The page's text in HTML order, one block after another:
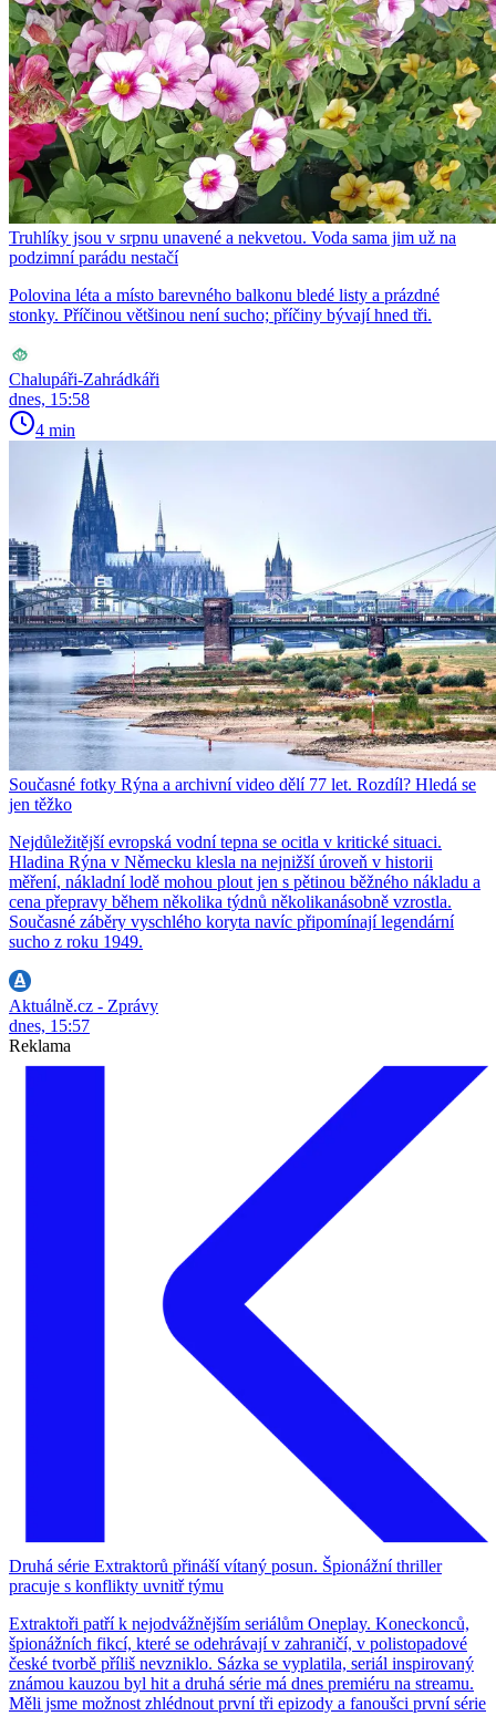
Truhlíky jsou v srpnu unavené a nekvetou. Voda sama jim už na
podzimní parádu nestačí
Polovina léta a místo barevného balkonu bledé listy a prázdné
stonky. Příčinou většinou není sucho; příčiny bývají hned tři.
Chalupáři-Zahrádkáři
dnes, 15:58
4 min
Současné fotky Rýna a archivní video dělí 77 let. Rozdíl? Hledá se
jen těžko
Nejdůležitější evropská vodní tepna se ocitla v kritické situaci.
Hladina Rýna v Německu klesla na nejnižší úroveň v historii
měření, nákladní lodě mohou plout jen s pětinou běžného nákladu a
cena přepravy během několika týdnů několikanásobně vzrostla.
Současné záběry vyschlého koryta navíc připomínají legendární
sucho z roku 1949.
Aktuálně.cz - Zprávy
dnes, 15:57
Reklama
Druhá série Extraktorů přináší vítaný posun. Špionážní thriller
pracuje s konflikty uvnitř týmu
Extraktoři patří k nejodvážnějším seriálům Oneplay. Koneckonců,
špionážních fikcí, které se odehrávají v zahraničí, v polistopadové
české tvorbě příliš nevzniklo. Sázka se vyplatila, seriál inspirovaný
známou kauzou byl hit a druhá série má dnes premiéru na streamu.
Měli jsme možnost zhlédnout první tři epizody a fanoušci první série